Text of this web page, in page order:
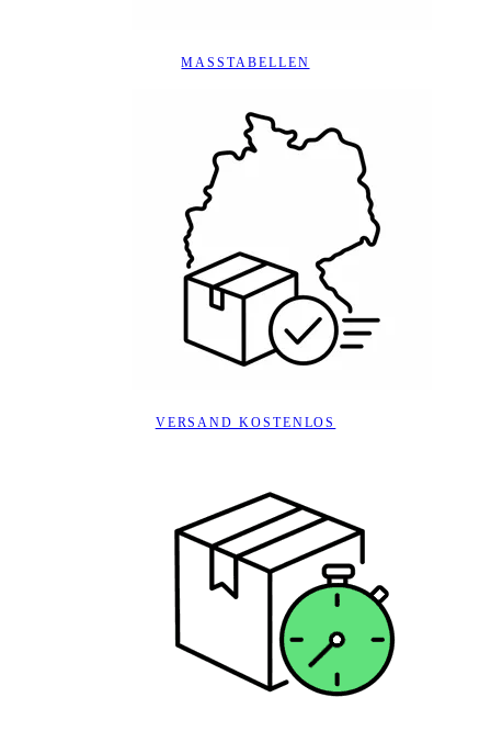
MASSTABELLEN
VERSAND KOSTENLOS